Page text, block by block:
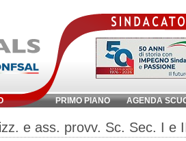
PRIMO PIANO AGENDA
parola chiave:
e ass. provv. Sc. Sec. I e